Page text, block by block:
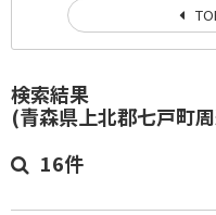
検索結果
(青森県上北郡七戸町
16件